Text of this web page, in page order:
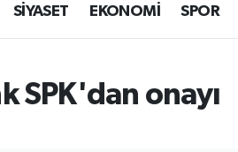
SİYASET EKONOMİ SPOR
SPK'dan onayı
Haritası
ve Fikstür